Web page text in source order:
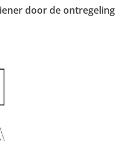
door de ontregeling